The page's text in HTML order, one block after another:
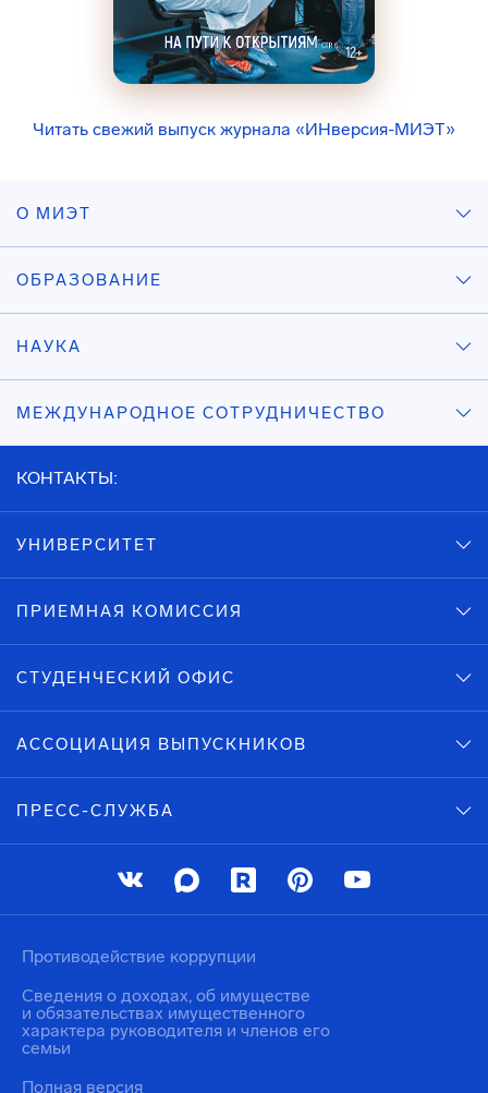
Читать свежий выпуск журнала «ИНверсия-МИЭТ»
О МИЭТ
ОБРАЗОВАНИЕ
НАУКА
МЕЖДУНАРОДНОЕ СОТРУДНИЧЕСТВО
КОНТАКТЫ:
УНИВЕРСИТЕТ
ПРИЕМНАЯ КОМИССИЯ
СТУДЕНЧЕСКИЙ ОФИС
АССОЦИАЦИЯ ВЫПУСКНИКОВ
ПРЕСС-СЛУЖБА
Противодействие коррупции
Сведения о доходах, об имуществе
и обязательствах имущественного
характера руководителя и членов его
семьи
Полная версия